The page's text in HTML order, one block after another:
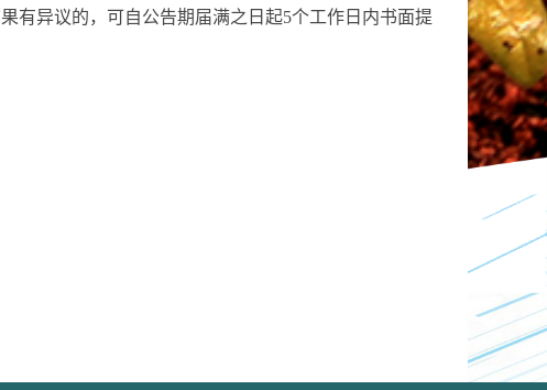
有异议的，可自公告期届满之日起5个工作日内书面提